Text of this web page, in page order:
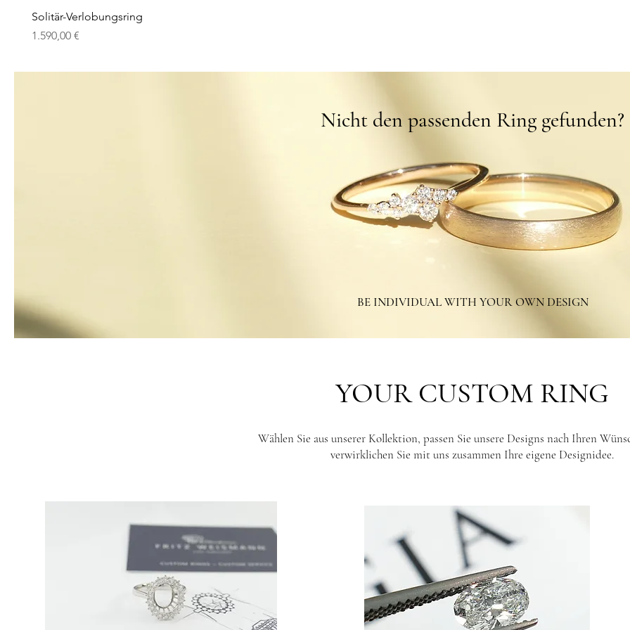
Solitär-Verlobungsring
Preis
1.590,00 €
Nicht den passenden Ring gefunden?
BE INDIVIDUAL WITH YOUR OWN DESIGN
YOUR CUSTOM RING
Wählen Sie aus unserer Kollektion, passen Sie unsere Designs nach Ihren
verwirklichen Sie mit uns zusammen Ihre eigene Designidee.